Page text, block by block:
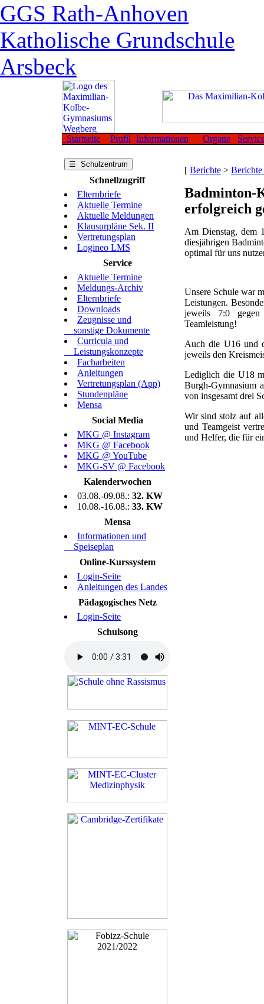
GGS Rath-Anhoven
Katholische Grundschule
Arsbeck
Startseite Profil Informationen Organe
☰ Schulzentrum
Schnellzugriff
Elternbriefe
Aktuelle Termine
Aktuelle Meldungen
Klausurpläne Sek. II
Vertretungsplan
Logineo LMS
Service
Aktuelle Termine
Meldungs-Archiv
Elternbriefe
Downloads
Zeugnisse und
sonstige Dokumente
Curricula und
Leistungskonzepte
Facharbeiten
Anleitungen
Vertretungsplan (App)
Stundenpläne
Mensa
Social Media
MKG @ Instagram
MKG @ Facebook
MKG @ YouTube
MKG-SV @ Facebook
Kalenderwochen
03.08.-09.08.: 32. KW
10.08.-16.08.: 33. KW
Mensa
Informationen und
Speiseplan
Online-Kurssystem
Login-Seite
Anleitungen des Landes
Pädagogisches Netz
Login-Seite
Schulsong
[ Berichte >
Badminton-
erfolgreich
Am Dienstag, dem
diesjährigen
optimal für uns
Unsere Schule war
Leistungen.
jeweils 7:0 gegen
Teamleistung!
Auch die U16 und
jeweils den
Lediglich die U18
Burgh-Gymnasium
von insgesamt drei
Wir sind stolz auf
und Teamgeist
und Helfer, die für